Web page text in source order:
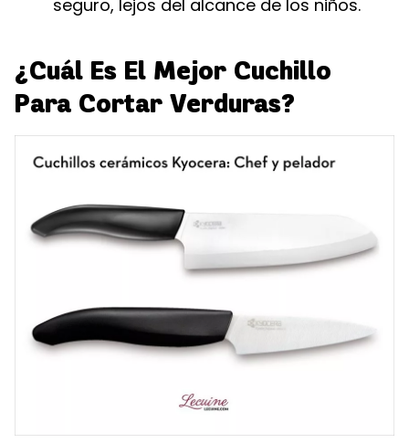
seguro, lejos del alcance de los niños.
¿Cuál Es El Mejor Cuchillo
Para Cortar Verduras?